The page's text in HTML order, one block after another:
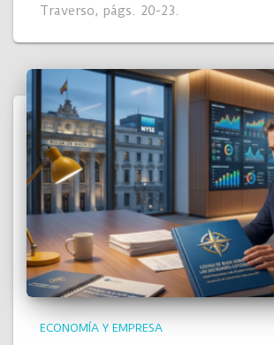
Traverso, págs. 20-23.
ECONOMÍA Y EMPRESA